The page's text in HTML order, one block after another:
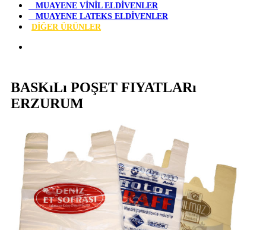
MUAYENE VİNİL ELDİVENLER
MUAYENE LATEKS ELDİVENLER
DİĞER ÜRÜNLER
BASKıLı POŞET FIYATLARı
ERZURUM